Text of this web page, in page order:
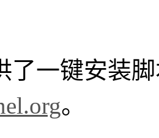
了一键安装
。